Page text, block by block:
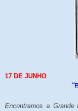
17 DE JUNHO
“
Encontramos a Grande